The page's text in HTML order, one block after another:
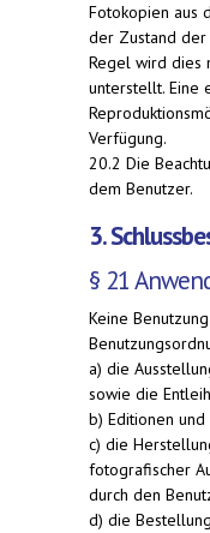
Fotokopien aus
der Zustand
Regel wird dies
unterstellt. Eine
Verfügung.
20.2 Die
dem Benutzer.
3.
§ 21
Keine
a) die
sowie die
b) Editionen
c) die
fotografischer
durch den
d) die